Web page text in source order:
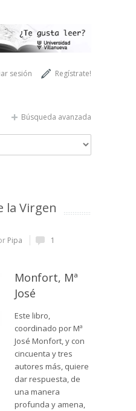
Regístrate!
sesión
Búsqueda avanzada
la Virgen
Pipa
1
Monfort, Mª
José
Este libro,
coordinado por Mª
José Monfort, y con
cincuenta y tres
autores más, quiere
dar respuesta, de
una manera
profunda y amena,